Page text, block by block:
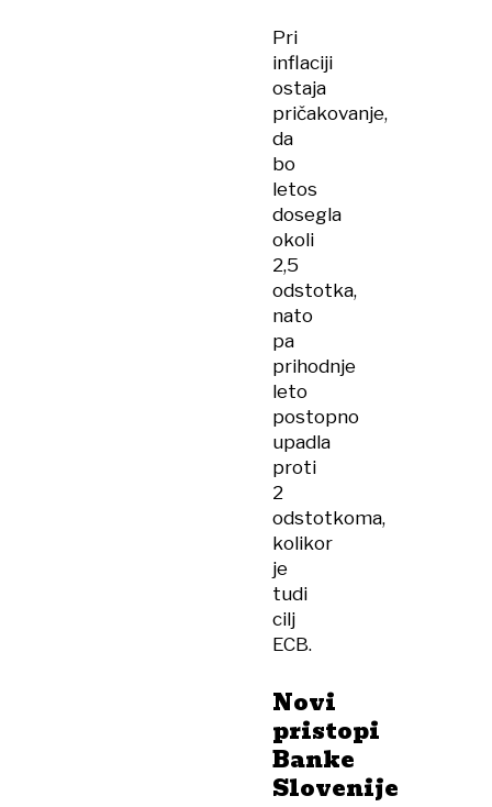
Pri
inflaciji
ostaja
pričakovanje,
da
bo
letos
dosegla
okoli
2,5
odstotka,
nato
pa
prihodnje
leto
postopno
upadla
proti
2
odstotkoma,
kolikor
je
tudi
cilj
ECB.
Novi
pristopi
Banke
Slovenije